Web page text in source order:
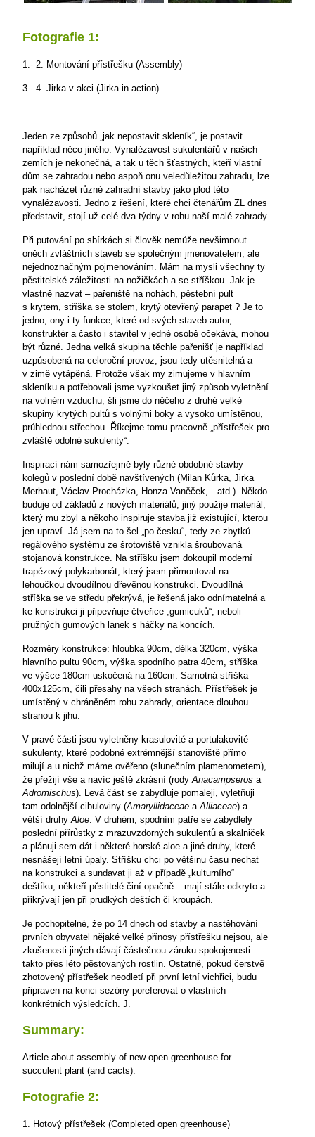
Fotografie 1:
1.- 2. Montování přístřešku (Assembly)
3.- 4. Jirka v akci (Jirka in action)
............................................................
Jeden ze způsobů „jak nepostavit skleník“, je postavit
například něco jiného. Vynalézavost sukulentářů v našich
zemích je nekonečná, a tak u těch šťastných, kteří vlastní
dům se zahradou nebo aspoň onu veledůležitou zahradu, lze
pak nacházet různé zahradní stavby jako plod této
vynalézavosti. Jedno z řešení, které chci čtenářům ZL dnes
představit, stojí už celé dva týdny v rohu naší malé zahrady.
Při putování po sbírkách si člověk nemůže nevšimnout
oněch zvláštních staveb se společným jmenovatelem, ale
nejednoznačným pojmenováním. Mám na mysli všechny ty
pěstitelské záležitosti na nožičkách a se stříškou. Jak je
vlastně nazvat – pařeniště na nohách, pěstební pult
s krytem, stříška se stolem, krytý otevřený parapet ? Je to
jedno, ony i ty funkce, které od svých staveb autor,
konstruktér a často i stavitel v jedné osobě očekává, mohou
být různé. Jedna velká skupina těchle pařenišť je například
uzpůsobená na celoroční provoz, jsou tedy utěsnitelná a
v zimě vytápěná. Protože však my zimujeme v hlavním
skleníku a potřebovali jsme vyzkoušet jiný způsob vyletnění
na volném vzduchu, šli jsme do něčeho z druhé velké
skupiny krytých pultů s volnými boky a vysoko umístěnou,
průhlednou střechou. Říkejme tomu pracovně „přístřešek pro
zvláště odolné sukulenty“.
Inspirací nám samozřejmě byly různé obdobné stavby
kolegů v poslední době navštívených (Milan Kůrka, Jirka
Merhaut, Václav Procházka, Honza Vaněček,…atd.). Někdo
buduje od základů z nových materiálů, jiný použije materiál,
který mu zbyl a někoho inspiruje stavba již existující, kterou
jen upraví. Já jsem na to šel „po česku“, tedy ze zbytků
regálového systému ze šrotoviště vznikla šroubovaná
stojanová konstrukce. Na stříšku jsem dokoupil moderní
trapézový polykarbonát, který jsem přimontoval na
lehoučkou dvoudílnou dřevěnou konstrukci. Dvoudílná
stříška se ve středu překrývá, je řešená jako odnímatelná a
ke konstrukci ji připevňuje čtveřice „gumicuků“, neboli
pružných gumových lanek s háčky na koncích.
Rozměry konstrukce: hloubka 90cm, délka 320cm, výška
hlavního pultu 90cm, výška spodního patra 40cm, stříška
ve výšce 180cm uskočená na 160cm. Samotná stříška
400x125cm, čili přesahy na všech stranách. Přístřešek je
umístěný v chráněném rohu zahrady, orientace dlouhou
stranou k jihu.
V pravé části jsou vyletněny krasulovité a portulakovité
sukulenty, které podobné extrémnější stanoviště přímo
milují a u nichž máme ověřeno (slunečním plamenometem),
že přežijí vše a navíc ještě zkrásní (rodyAnacampseros a
Adromischus). Levá část se zabydluje pomaleji, vyletňuji
tam odolnější cibuloviny (Amaryllidaceae aAlliaceae) a
větší druhyAloe. V druhém, spodním patře se zabydlely
poslední přírůstky z mrazuvzdorných sukulentů a skalniček
a plánuji sem dát i některé horské aloe a jiné druhy, které
nesnášejí letní úpaly. Stříšku chci po většinu času nechat
na konstrukci a sundavat ji až v případě „kulturního“
deštíku, někteří pěstitelé činí opačně – mají stále odkryto a
přikrývají jen při prudkých deštích či kroupách.
Je pochopitelné, že po 14 dnech od stavby a nastěhování
prvních obyvatel nějaké velké přínosy přístřešku nejsou, ale
zkušenosti jiných dávají částečnou záruku spokojenosti
takto přes léto pěstovaných rostlin. Ostatně, pokud čerstvě
zhotovený přístřešek neodletí při první letní vichřici, budu
připraven na konci sezóny poreferovat o vlastních
konkrétních výsledcích. J.
Summary:
Article about assembly of new open greenhouse for
succulent plant (and cacts).
Fotografie 2:
1. Hotový přístřešek (Completed open greenhouse)